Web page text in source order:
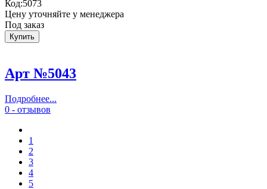
Код:5073
Цену уточняйте у менеджера
Под заказ
Арт №5043
Подробнее...
0 - отзывов
1
2
3
4
5